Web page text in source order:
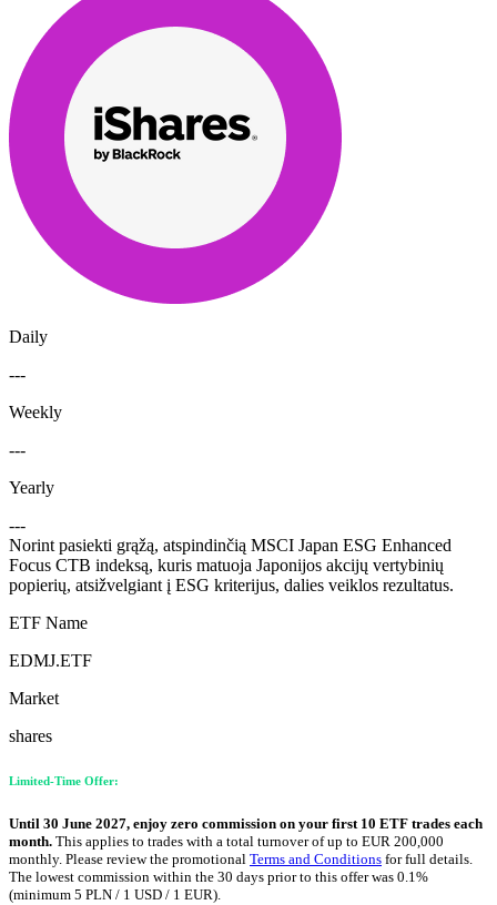
Daily
---
Weekly
---
Yearly
---
Norint pasiekti grąžą, atspindinčią MSCI Japan ESG Enhanced
Focus CTB indeksą, kuris matuoja Japonijos akcijų vertybinių
popierių, atsižvelgiant į ESG kriterijus, dalies veiklos rezultatus.
ETF Name
EDMJ.ETF
Market
shares
Limited-Time Offer:
Until 30 June 2027, enjoy zero commission on your first 10 ETF trades each
month. This applies to trades with a total turnover of up to EUR 200,000
monthly. Please review the promotional Terms and Conditions for full details.
The lowest commission within the 30 days prior to this offer was 0.1%
(minimum 5 PLN / 1 USD / 1 EUR).